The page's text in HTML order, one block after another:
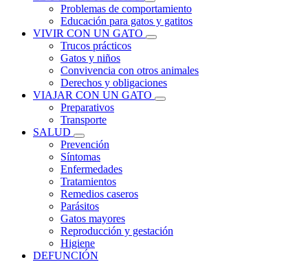
Problemas de comportamiento
Educación para gatos y gatitos
VIVIR CON UN GATO
Trucos prácticos
Gatos y niños
Convivencia con otros animales
Derechos y obligaciones
VIAJAR CON UN GATO
Preparativos
Transporte
SALUD
Prevención
Síntomas
Enfermedades
Tratamientos
Remedios caseros
Parásitos
Gatos mayores
Reproducción y gestación
Higiene
DEFUNCIÓN